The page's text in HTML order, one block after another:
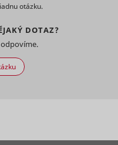
otázku.
DOTAZ?